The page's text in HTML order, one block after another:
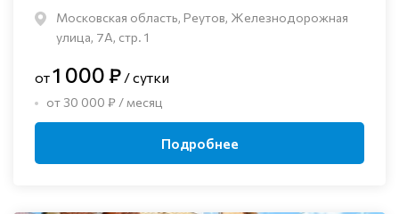
Московская область, Реутов, Железнодорожная
улица, 7А, стр. 1
от1 000 ₽ / сутки
от 30 000 ₽ / месяц
Подробнее